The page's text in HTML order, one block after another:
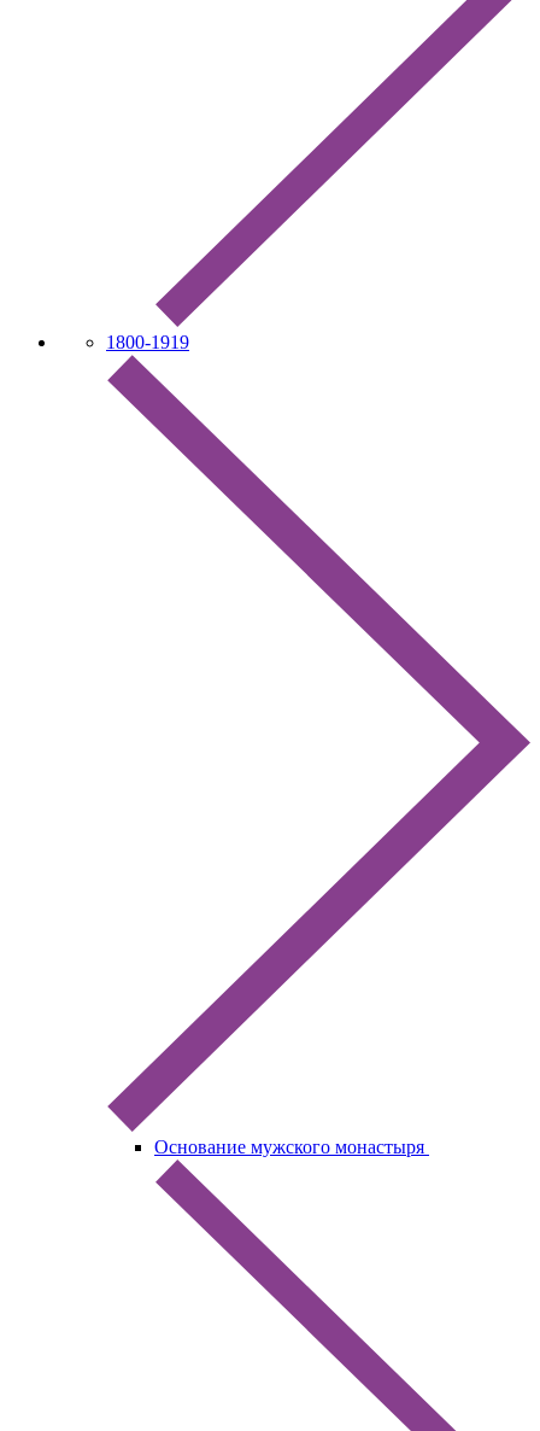
1800-1919
Основание мужского монастыря